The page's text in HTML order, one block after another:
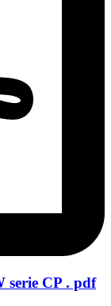
serie CP . pdf